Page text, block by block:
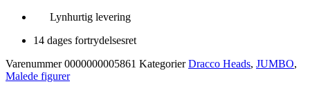
Lynhurtig levering
14 dages fortrydelsesret
Varenummer0000000005861 Kategorier Dracco Heads, JUMBO,
Malede figurer